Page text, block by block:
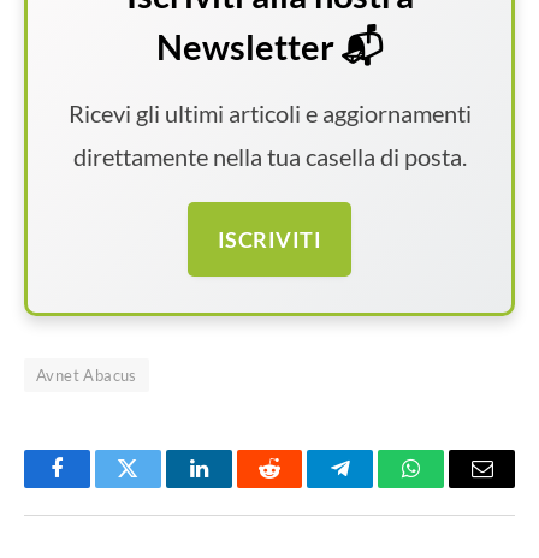
Newsletter 📬
Ricevi gli ultimi articoli e aggiornamenti
direttamente nella tua casella di posta.
ISCRIVITI
Avnet Abacus
FacebookTwitter LinkedInReddit TelegramWhatsAppEmail